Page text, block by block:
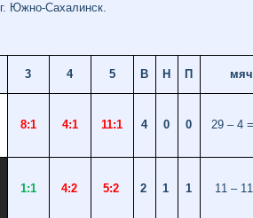
Южно-Сахалинск.
3 4 5 В Н П
8:1 4:1 11:1 4 0 0 29 – 4
1:1 4:2 5:2 2 1 1 11 –